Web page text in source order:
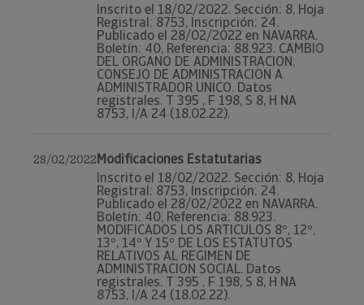
Inscrito el 18/02/2022. Sección: 8, Hoja
Registral: 8753, Inscripción: 24.
Publicado el 28/02/2022 en NAVARRA.
Boletín: 40, Referencia: 88.923. CAMBIO
DEL ORGANO DE ADMINISTRACION:
CONSEJO DE ADMINISTRACION A
ADMINISTRADOR UNICO. Datos
registrales. T 395 , F 198, S 8, H NA
8753, I/A 24 (18.02.22).
28/02/2022Modificaciones Estatutarias
Inscrito el 18/02/2022. Sección: 8, Hoja
Registral: 8753, Inscripción: 24.
Publicado el 28/02/2022 en NAVARRA.
Boletín: 40, Referencia: 88.923.
MODIFICADOS LOS ARTICULOS 8º, 12º,
13º, 14º Y 15º DE LOS ESTATUTOS
RELATIVOS AL REGIMEN DE
ADMINISTRACION SOCIAL. Datos
registrales. T 395 , F 198, S 8, H NA
8753, I/A 24 (18.02.22).